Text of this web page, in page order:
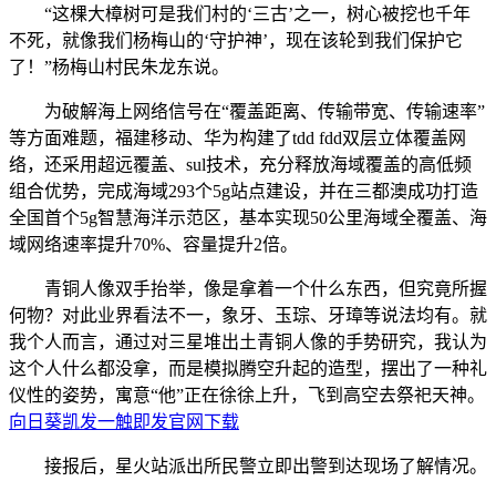
“这棵大樟树可是我们村的‘三古’之一，树心被挖也千年
不死，就像我们杨梅山的‘守护神’，现在该轮到我们保护它
了！”杨梅山村民朱龙东说。
为破解海上网络信号在“覆盖距离、传输带宽、传输速率”
等方面难题，福建移动、华为构建了tdd fdd双层立体覆盖网
络，还采用超远覆盖、sul技术，充分释放海域覆盖的高低频
组合优势，完成海域293个5g站点建设，并在三都澳成功打造
全国首个5g智慧海洋示范区，基本实现50公里海域全覆盖、海
域网络速率提升70%、容量提升2倍。
青铜人像双手抬举，像是拿着一个什么东西，但究竟所握
何物？对此业界看法不一，象牙、玉琮、牙璋等说法均有。就
我个人而言，通过对三星堆出土青铜人像的手势研究，我认为
这个人什么都没拿，而是模拟腾空升起的造型，摆出了一种礼
仪性的姿势，寓意“他”正在徐徐上升，飞到高空去祭祀天神。
向日葵凯发一触即发官网下载
接报后，星火站派出所民警立即出警到达现场了解情况。